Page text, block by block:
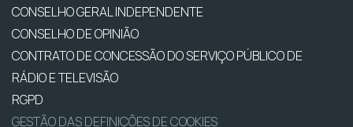
CONSELHO GERAL INDEPENDENTE
CONSELHO DE OPINIÃO
CONTRATO DE CONCESSÃO DO SERVIÇO PÚBLICO DE
RÁDIO E TELEVISÃO
RGPD
GESTÃO DAS DEFINIÇÕES DE COOKIES